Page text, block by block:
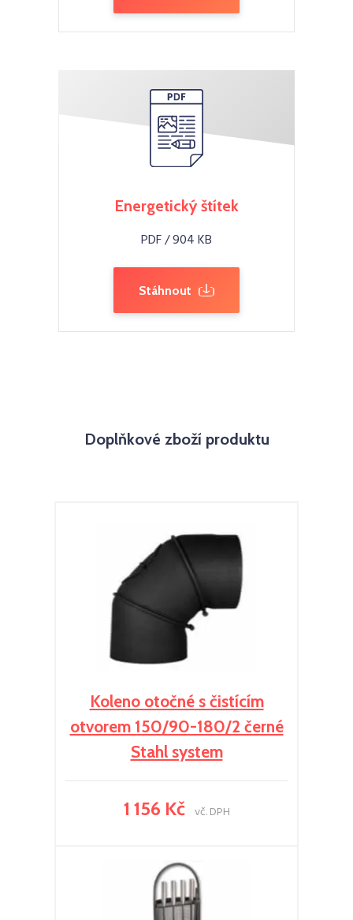
Energetický štítek
PDF / 904 KB
Stáhnout
Doplňkové zboží produktu
Koleno otočné s čistícím
otvorem 150/90-180/2 černé
Stahl system
1 156 Kč vč. DPH